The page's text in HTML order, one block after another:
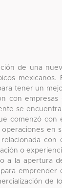
de una
mexicanos.
tener un
con empresas
se
comenzó con
en
con
o
a la apertura
emprender
de